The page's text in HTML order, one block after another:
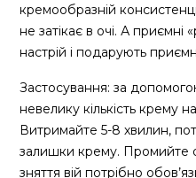
кремообразній
не затікає в очі. А приємні
настрій і подарують
Застосування: за
невелику кількість крему
Витримайте 5-8 хвилин,
залишки крему. Промийте
зняття вій потрібно